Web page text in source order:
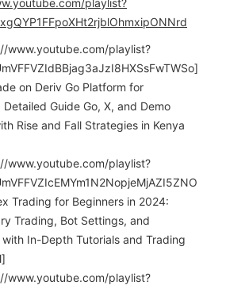
playlist?
www.youtube.com/playlist?
on Deriv Go Platform for
Detailed Guide Go, X, and Demo
Rise and Fall Strategies in Kenya
www.youtube.com/playlist?
Trading for Beginners in 2024:
Trading, Bot Settings, and
In-Depth Tutorials and Trading
www.youtube.com/playlist?